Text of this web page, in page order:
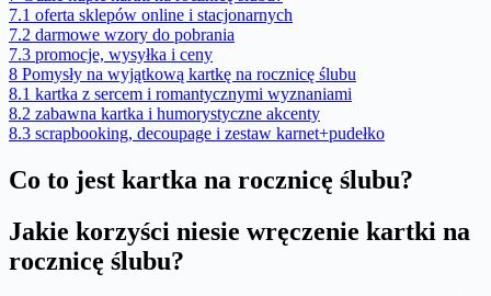
7.1 oferta sklepów online i stacjonarnych
7.2 darmowe wzory do pobrania
7.3 promocje, wysyłka i ceny
8 Pomysły na wyjątkową kartkę na rocznicę ślubu
8.1 kartka z sercem i romantycznymi wyznaniami
8.2 zabawna kartka i humorystyczne akcenty
8.3 scrapbooking, decoupage i zestaw karnet+pudełko
Co to jest kartka na rocznicę ślubu?
Jakie korzyści niesie wręczenie kartki na
rocznicę ślubu?